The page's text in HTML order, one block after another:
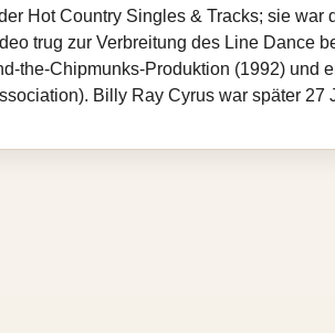
Hot Country Singles & Tracks; sie
trug zur Verbreitung des Line Dance
(1992) und
Billy Ray Cyrus war später 27